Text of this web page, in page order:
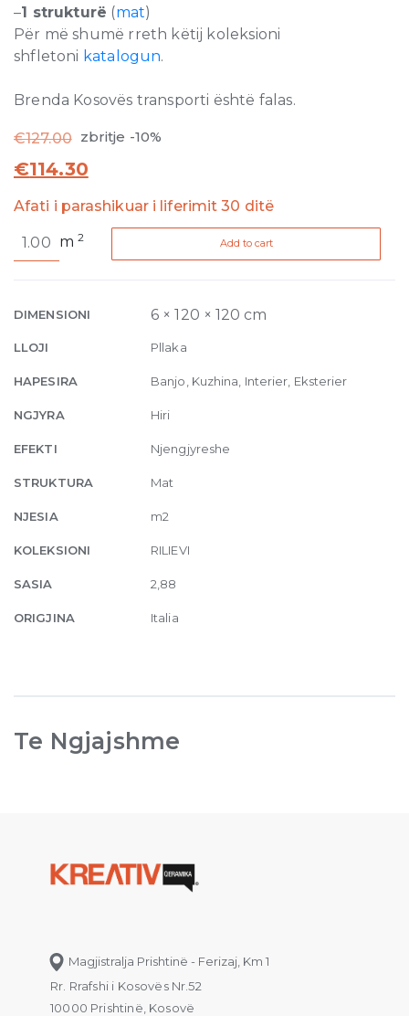
–1 strukturë (mat)
Për më shumë rreth këtij koleksioni
shfletoni katalogun.
Brenda Kosovës transporti është falas.
€127.00 zbritje -10%
€114.30
Afati i parashikuar i liferimit 30 ditë
Nebbia
120
120
quantity
m2 Add to cart
DIMENSIONI 6 × 120 × 120 cm
LLOJI Pllaka
HAPESIRA Banjo, Kuzhina, Interier, Eksterier
NGJYRA Hiri
EFEKTI Njengjyreshe
STRUKTURA Mat
NJESIA m2
KOLEKSIONI RILIEVI
SASIA 2,88
ORIGJINA Italia
Te Ngjajshme
Magjistralja Prishtinë - Ferizaj, Km 1
Rr. Rrafshi i Kosovës Nr.52
10000 Prishtinë, Kosovë